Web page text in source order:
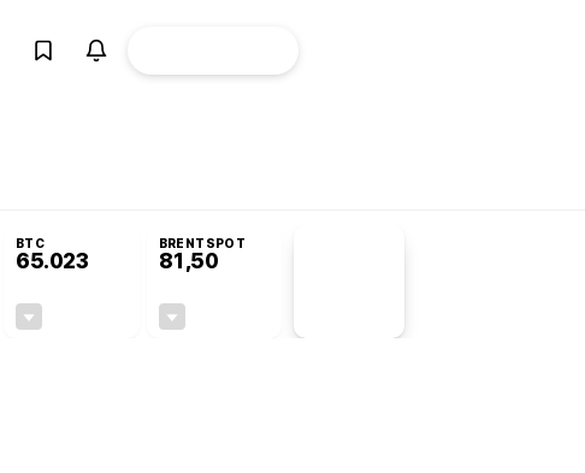
BTC
65.023
BRENTSPOT
81,50